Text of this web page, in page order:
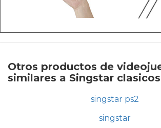
Otros productos de
similares a Singstar
singstar ps2
singstar